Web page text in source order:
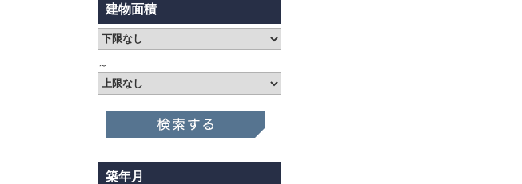
建物面積
～
築年月